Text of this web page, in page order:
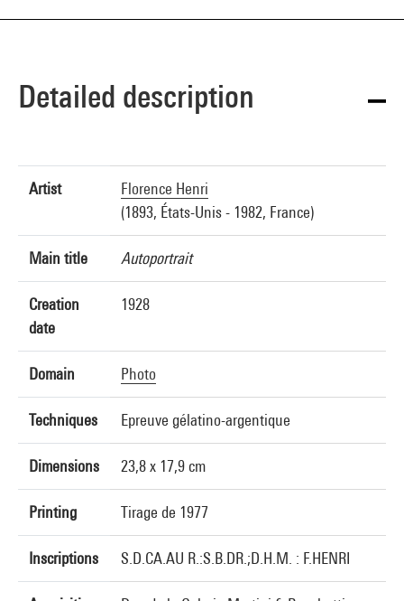
Detailed description
Artist
Florence Henri
(1893, États-Unis - 1982, France)
Main title Autoportrait
Creation
date
1928
Domain Photo
Techniques Epreuve gélatino-argentique
Dimensions 23,8 x 17,9 cm
Printing Tirage de 1977
Inscriptions S.D.CA.AU R.:S.B.DR.;D.H.M. : F.HENRI